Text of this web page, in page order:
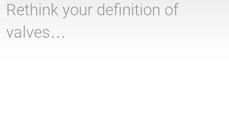
Rethink your definition of
valves…